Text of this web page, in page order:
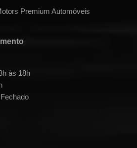
Premium Automóveis
às 18h